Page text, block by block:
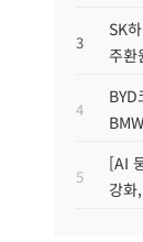
3
SK
주환
4
5
[AI
강화